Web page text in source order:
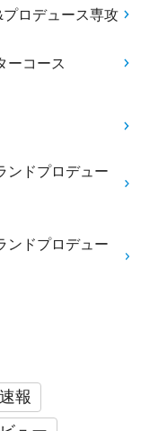
ロデュース専攻
ーコース
ンドプロデュー
ンドプロデュー
報